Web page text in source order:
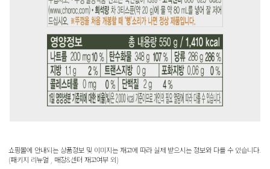
쇼핑몰에 안내되는 상품정보 및 이미지는 재고에 따라 실제 받으시는 정보와 다를 수 있습니다.
(패키지 리뉴얼 , 매장&센터 재고여부 외)